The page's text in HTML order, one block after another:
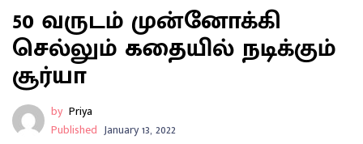
50 வருடம் முன்னோக்கி
செல்லும் கதையில் நடிக்கும்
சூர்யா
by Priya
Published January 13, 2022